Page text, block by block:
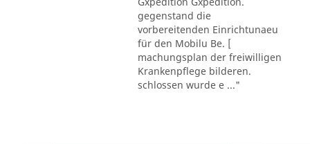
gegenstand die
vorbereitenden Einrichtunaeu
für den Mobilu Be. [
machungsplan der freiwilligen
Krankenpflege bilderen.
schlossen wurde e ..."